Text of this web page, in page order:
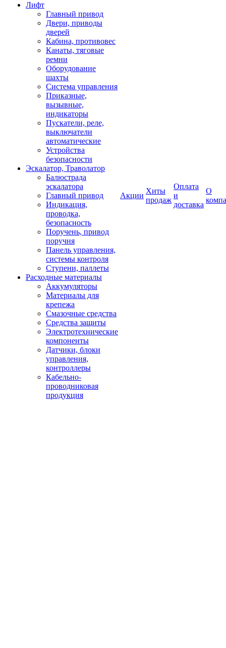
Лифт
Главный привод
Двери, приводы
дверей
Кабина, противовес
Канаты, тяговые
ремни
Оборудование
шахты
Система управления
Приказные,
вызывные,
индикаторы
Пускатели, реле,
выключатели
автоматические
Устройства
безопасности
Эскалатор, Траволатор
Балюстрада
эскалатора
Главный привод
Индикация,
проводка,
безопасность
Поручень, привод
поручня
Панель управления,
системы контроля
Ступени, паллеты
Расходные материалы
Аккумуляторы
Материалы для
крепежа
Смазочные средства
Средства защиты
Электротехнические
компоненты
Датчики, блоки
управления,
контроллеры
Кабельно-
проводниковая
продукция
Акции
Хиты
продаж
Оплата
и
доставка
О